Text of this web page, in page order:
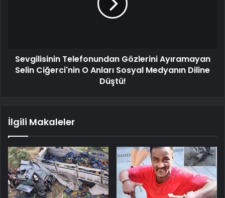
Sevgilisinin Telefonundan Gözlerini Ayıramayan
Selin Ciğerci'nin O Anları Sosyal Medyanın Diline
Düştü!
İlgili Makaleler